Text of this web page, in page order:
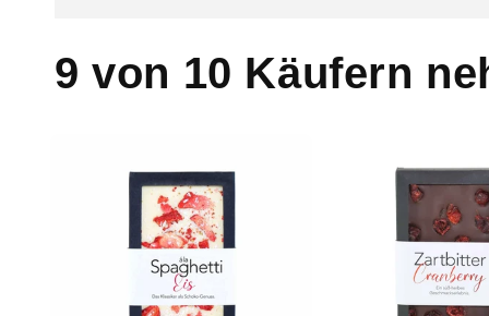
9 von 10 Käufern